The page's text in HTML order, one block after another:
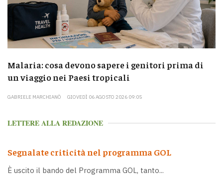
Malaria: cosa devono sapere i genitori prima di
un viaggio nei Paesi tropicali
GABRIELE MARCHIANÒ GIOVEDÌ 06 AGOSTO 2026 09:05
LETTERE ALLA REDAZIONE
Segnalate criticità nel programma GOL
È uscito il bando del Programma GOL, tanto...